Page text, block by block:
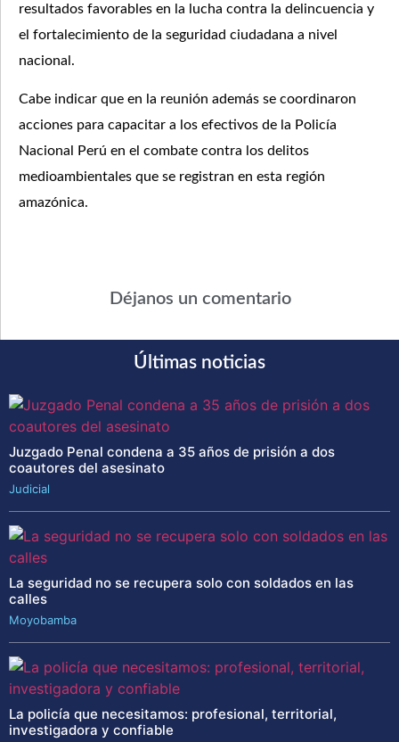
resultados favorables en la lucha contra la delincuencia y
el fortalecimiento de la seguridad ciudadana a nivel
nacional.
Cabe indicar que en la reunión además se coordinaron
acciones para capacitar a los efectivos de la Policía
Nacional Perú en el combate contra los delitos
medioambientales que se registran en esta región
amazónica.
Déjanos un comentario
Últimas noticias
Juzgado Penal condena a 35 años de prisión a dos
coautores del asesinato
Judicial
La seguridad no se recupera solo con soldados en las
calles
Moyobamba
La policía que necesitamos: profesional, territorial,
investigadora y confiable